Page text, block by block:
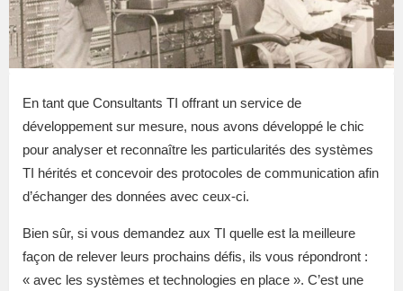
En tant que Consultants TI offrant un service de
développement sur mesure, nous avons développé le chic
pour analyser et reconnaître les particularités des systèmes
TI hérités et concevoir des protocoles de communication afin
d’échanger des données avec ceux-ci.
Bien sûr, si vous demandez aux TI quelle est la meilleure
façon de relever leurs prochains défis, ils vous répondront :
« avec les systèmes et technologies en place ». C’est une